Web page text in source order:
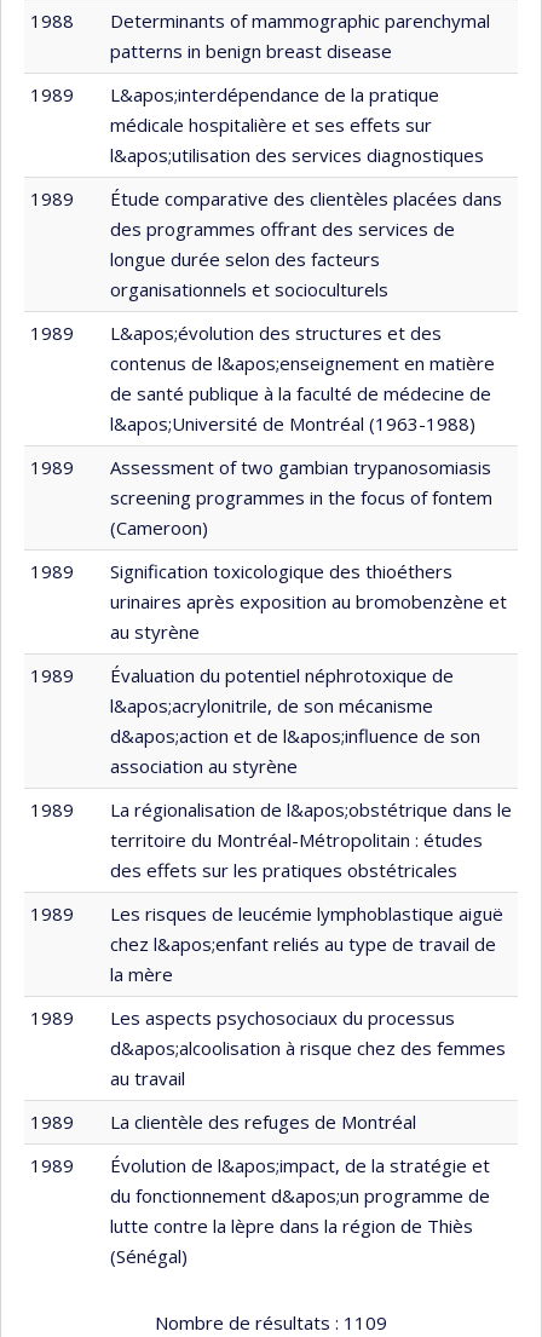
1988
Determinants of mammographic parenchymal
patterns in benign breast disease
1989
L&apos;interdépendance de la pratique
médicale hospitalière et ses effets sur
l&apos;utilisation des services diagnostiques
1989
Étude comparative des clientèles placées dans
des programmes offrant des services de
longue durée selon des facteurs
organisationnels et socioculturels
1989
L&apos;évolution des structures et des
contenus de l&apos;enseignement en matière
de santé publique à la faculté de médecine de
l&apos;Université de Montréal (1963-1988)
1989
Assessment of two gambian trypanosomiasis
screening programmes in the focus of fontem
(Cameroon)
1989
Signification toxicologique des thioéthers
urinaires après exposition au bromobenzène et
au styrène
1989
Évaluation du potentiel néphrotoxique de
l&apos;acrylonitrile, de son mécanisme
d&apos;action et de l&apos;influence de son
association au styrène
1989
La régionalisation de l&apos;obstétrique dans le
territoire du Montréal-Métropolitain : études
des effets sur les pratiques obstétricales
1989
Les risques de leucémie lymphoblastique aiguë
chez l&apos;enfant reliés au type de travail de
la mère
1989
Les aspects psychosociaux du processus
d&apos;alcoolisation à risque chez des femmes
au travail
1989
La clientèle des refuges de Montréal
1989
Évolution de l&apos;impact, de la stratégie et
du fonctionnement d&apos;un programme de
lutte contre la lèpre dans la région de Thiès
(Sénégal)
Nombre de résultats : 1109